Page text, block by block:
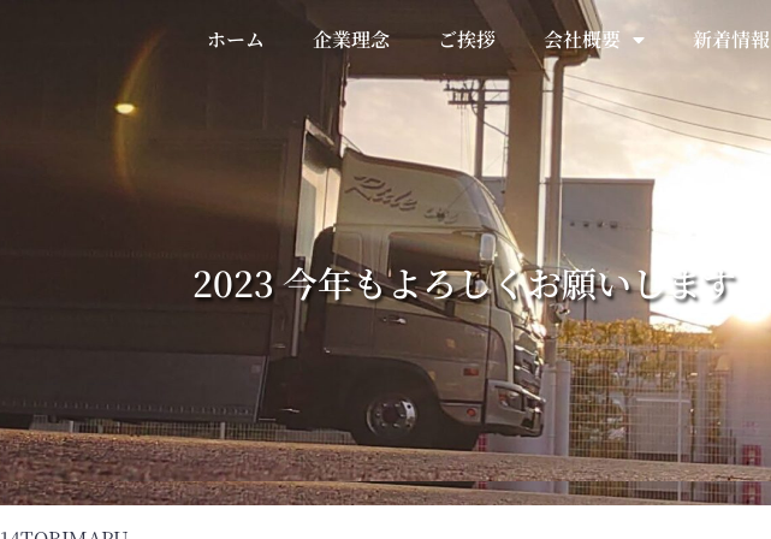
ホーム 企業理念 ご挨拶 会社概要 新着情報
2023 今年もよろしくお願いします